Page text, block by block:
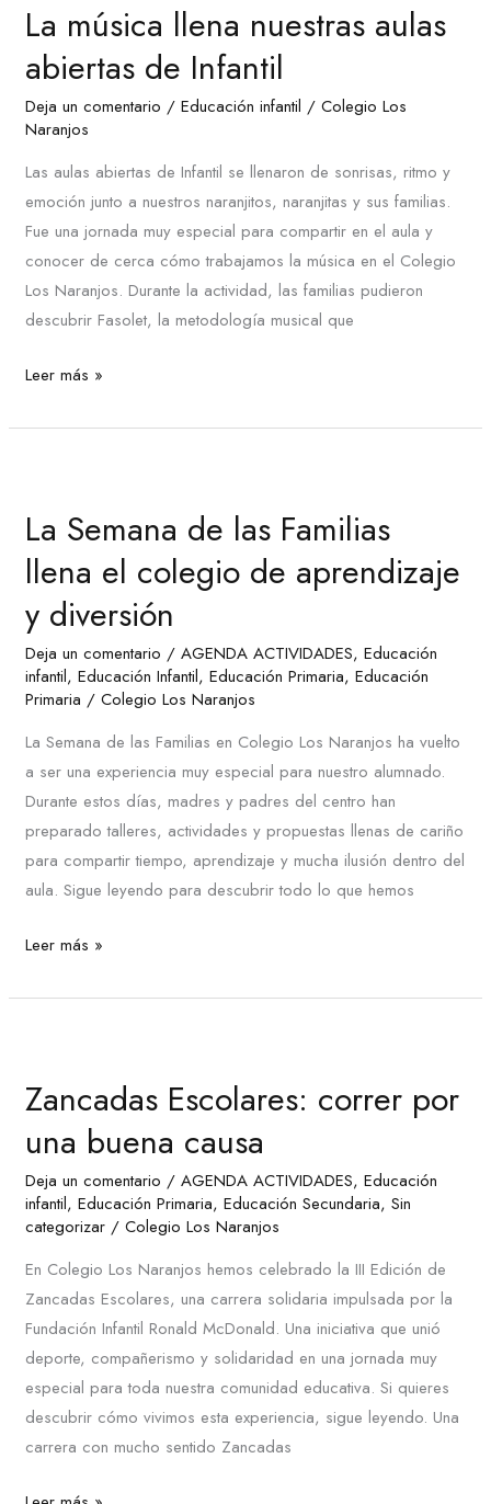
La música llena nuestras aulas
abiertas de Infantil
Deja un comentario /Educación infantil /Colegio Los
Naranjos
Las aulas abiertas de Infantil se llenaron de sonrisas, ritmo y
emoción junto a nuestros naranjitos, naranjitas y sus familias.
Fue una jornada muy especial para compartir en el aula y
conocer de cerca cómo trabajamos la música en el Colegio
Los Naranjos. Durante la actividad, las familias pudieron
descubrir Fasolet, la metodología musical que
llena
nuestras
aulas
abiertas
de
Infantil
Leer más »
La Semana de las Familias
llena el colegio de aprendizaje
y diversión
Deja un comentario /AGENDA ACTIVIDADES,Educación
infantil,Educación Infantil,Educación Primaria,Educación
Primaria /Colegio Los Naranjos
La Semana de las Familias en Colegio Los Naranjos ha vuelto
a ser una experiencia muy especial para nuestro alumnado.
Durante estos días, madres y padres del centro han
preparado talleres, actividades y propuestas llenas de cariño
para compartir tiempo, aprendizaje y mucha ilusión dentro del
aula. Sigue leyendo para descubrir todo lo que hemos
de
las
Familias
llena
el
colegio
de
aprendizaje
diversión
Leer más »
Zancadas Escolares: correr por
una buena causa
Deja un comentario /AGENDA ACTIVIDADES,Educación
infantil,Educación Primaria,Educación Secundaria,Sin
categorizar /Colegio Los Naranjos
En Colegio Los Naranjos hemos celebrado la III Edición de
Zancadas Escolares, una carrera solidaria impulsada por la
Fundación Infantil Ronald McDonald. Una iniciativa que unió
deporte, compañerismo y solidaridad en una jornada muy
especial para toda nuestra comunidad educativa. Si quieres
descubrir cómo vivimos esta experiencia, sigue leyendo. Una
carrera con mucho sentido Zancadas
correr
una
buena
causa